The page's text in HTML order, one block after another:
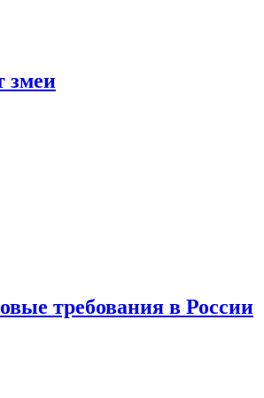
змеи
требования в России